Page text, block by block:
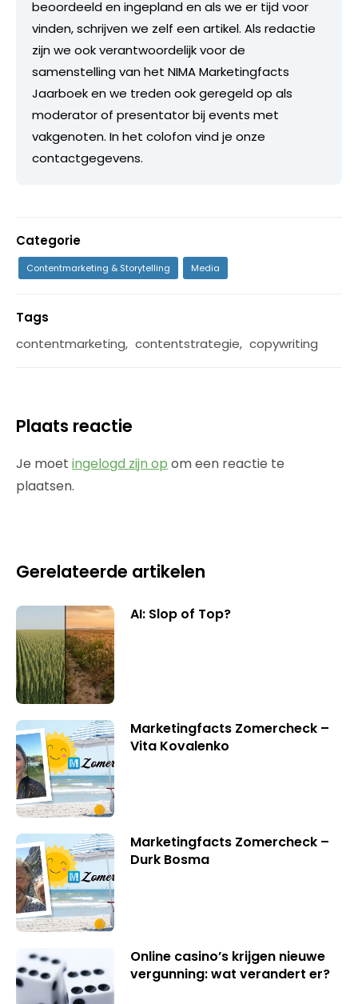
beoordeeld en ingepland en als we er tijd voor
vinden, schrijven we zelf een artikel. Als redactie
zijn we ook verantwoordelijk voor de
samenstelling van het NIMA Marketingfacts
Jaarboek en we treden ook geregeld op als
moderator of presentator bij events met
vakgenoten. In het colofon vind je onze
contactgegevens.
Categorie
Contentmarketing & Storytelling Media
Tags
contentmarketing, contentstrategie, copywriting
Plaats reactie
Je moet ingelogd zijn op om een reactie te
plaatsen.
Gerelateerde artikelen
AI: Slop of Top?
Marketingfacts Zomercheck –
Vita Kovalenko
Marketingfacts Zomercheck –
Durk Bosma
Online casino’s krijgen nieuwe
vergunning: wat verandert er?